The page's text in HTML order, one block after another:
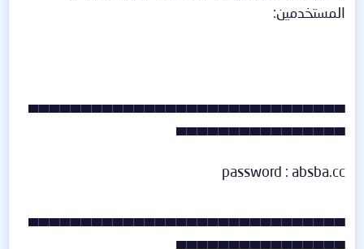
المستخدمين:
▄▄▄▄▄▄▄▄▄▄▄▄▄▄▄▄▄▄▄▄▄▄▄▄▄▄▄▄▄▄
▄▄▄▄▄▄▄▄▄▄▄▄▄▄▄▄
password : absba.cc
▄▄▄▄▄▄▄▄▄▄▄▄▄▄▄▄▄▄▄▄▄▄▄▄▄▄▄▄▄▄
▄▄▄▄▄▄▄▄▄▄▄▄▄▄▄▄